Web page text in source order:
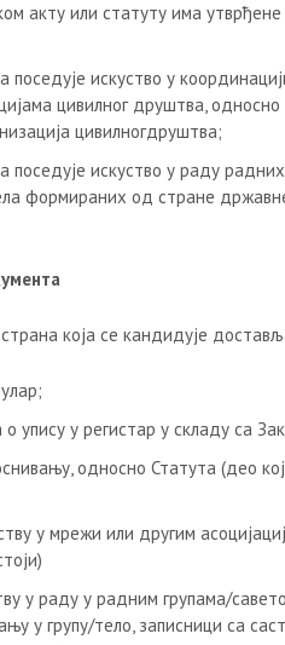
акту или статуту има
искуство у
цивилног друштва,
цивилногдруштва;
поседује искуство у раду
формираних од стране
која се кандидује
упису у регистар у складу са
односно Статута (део
у мрежи или другим
у раду у радним групама/
у групу/тело, записници са